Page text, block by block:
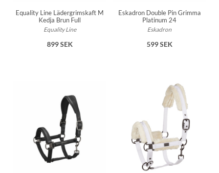
Equality Line Lädergrimskaft M
Kedja Brun Full
Equality Line
899 SEK
Eskadron Double Pin Grimma
Platinum 24
Eskadron
599 SEK